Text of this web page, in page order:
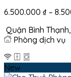
6.500.000 ₫ –
Quận Bình
Phòng dịch vụ
New